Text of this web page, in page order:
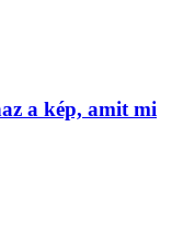
a kép, amit mi